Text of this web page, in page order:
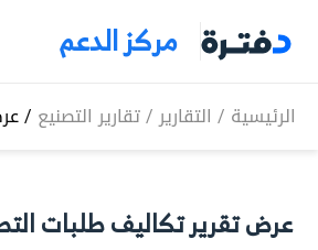
مركز الدعم
الرئيسية / التقارير/تقارير التصنيع /
عرض تقرير تكاليف طلبات